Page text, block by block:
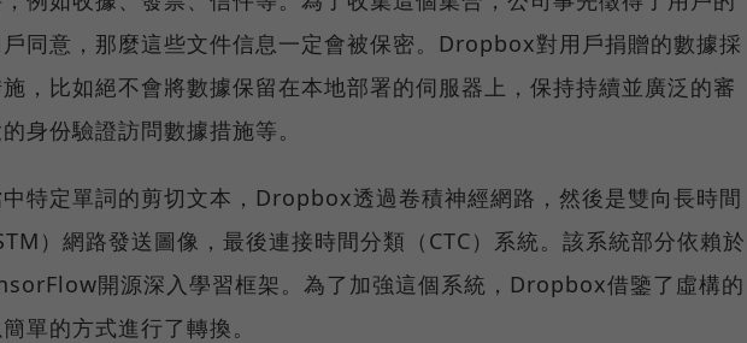
同意，那麼這些文件信息一定會被保密。Dropbox對用戶捐贈的數據採
，比如絕不會將數據保留在本地部署的伺服器上，保持持續並廣泛的審
身份驗證訪問數據措施等。
特定單詞的剪切文本，Dropbox透過卷積神經網路，然後是雙向長時間
）網路發送圖像，最後連接時間分類（CTC）系統。該系統部分依賴於
開源深入學習框架。為了加強這個系統，Dropbox借鑒了虛構的
單的方式進行了轉換。